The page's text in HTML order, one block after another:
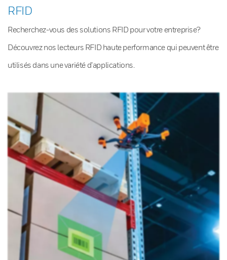
RFID
Recherchez-vous des solutions RFID pour votre entreprise?
Découvrez nos lecteurs RFID haute performance qui peuvent être
utilisés dans une variété d’applications.